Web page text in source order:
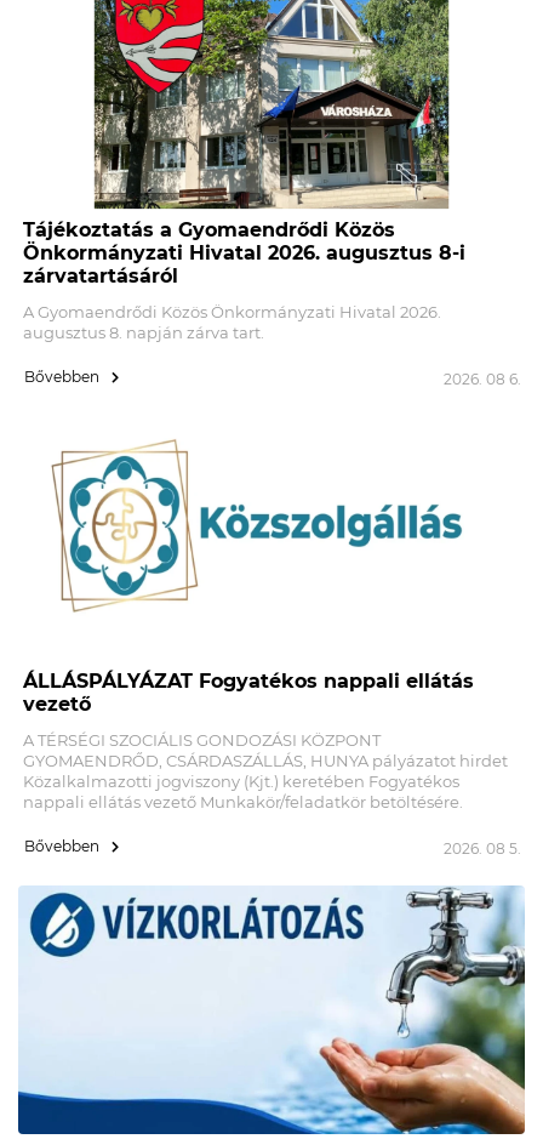
Tájékoztatás a Gyomaendrődi Közös
Önkormányzati Hivatal 2026. augusztus 8-i
zárvatartásáról
A Gyomaendrődi Közös Önkormányzati Hivatal 2026.
augusztus 8. napján zárva tart.
Bővebben 2026. 08 6.
ÁLLÁSPÁLYÁZAT Fogyatékos nappali ellátás
vezető
A TÉRSÉGI SZOCIÁLIS GONDOZÁSI KÖZPONT
GYOMAENDRŐD, CSÁRDASZÁLLÁS, HUNYA pályázatot hirdet
Közalkalmazotti jogviszony (Kjt.) keretében Fogyatékos
nappali ellátás vezető Munkakör/feladatkör betöltésére.
Bővebben 2026. 08 5.